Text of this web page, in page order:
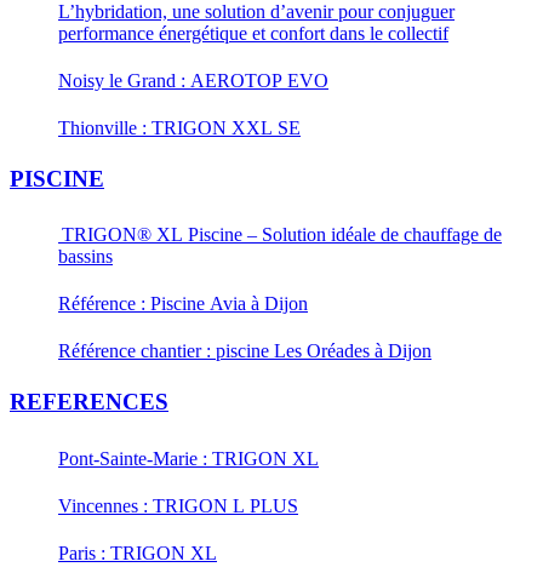
L’hybridation, une solution d’avenir pour conjuguer
performance énergétique et confort dans le collectif
Noisy le Grand : AEROTOP EVO
Thionville : TRIGON XXL SE
PISCINE
TRIGON® XL Piscine – Solution idéale de chauffage de
bassins
Référence : Piscine Avia à Dijon
Référence chantier : piscine Les Oréades à Dijon
REFERENCES
Pont-Sainte-Marie : TRIGON XL
Vincennes : TRIGON L PLUS
Paris : TRIGON XL